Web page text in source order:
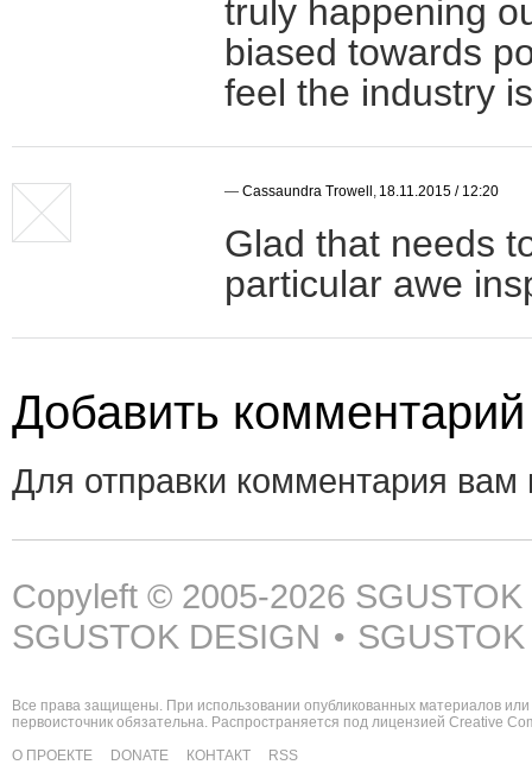
truly happening
biased towards
feel the industry
— Cassaundra Trowell 18.11.2015 / 12:20
Glad that needs
particular awe
Добавить комментарий
Для отправки комментария
Copyleft © 2005-2026
SGUSTOK DESIGN •
Все права защищены. При использовании опубликованных материалов
первоисточник обязательна. Распространяется под лицензией Creative
О ПРОЕКТЕ
DONATE КОНТАКТ RSS